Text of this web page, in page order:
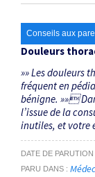
Conseils aux
Douleurs
»» Les douleurs
fréquent en
bénigne. »»
l’issue de la
inutiles, et votre
DATE DE PARUTION
PARU DANS